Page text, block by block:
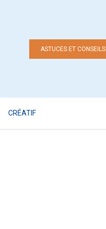
ASTUCES ET CONSEILS
CRÉATIF